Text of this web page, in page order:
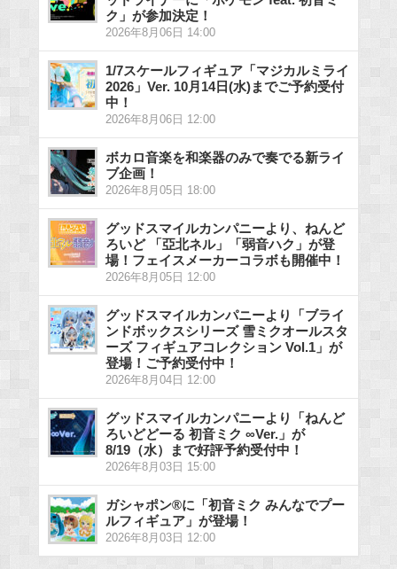
ク」が参加決定！
2026年8月06日 14:00
1/7スケールフィギュア「マジカルミライ
2026」Ver. 10月14日(水)までご予約受付
中！
2026年8月06日 12:00
ボカロ音楽を和楽器のみで奏でる新ライ
ブ企画！
2026年8月05日 18:00
グッドスマイルカンパニーより、ねんど
ろいど 「亞北ネル」「弱音ハク」が登
場！フェイスメーカーコラボも開催中！
2026年8月05日 12:00
グッドスマイルカンパニーより「ブライ
ンドボックスシリーズ 雪ミクオールスタ
ーズ フィギュアコレクション Vol.1」が
登場！ご予約受付中！
2026年8月04日 12:00
グッドスマイルカンパニーより「ねんど
ろいどどーる 初音ミク ∞Ver.」が
8/19（水）まで好評予約受付中！
2026年8月03日 15:00
ガシャポン®に「初音ミク みんなでプー
ルフィギュア」が登場！
2026年8月03日 12:00